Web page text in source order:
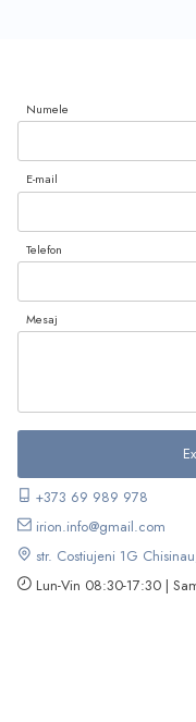
Numele
E-mail
Telefon
Mesaj
+373 69 989 978
irion.info@gmail.com
str. Costiujeni 1G
Lun-Vin 08:30-17:30 |